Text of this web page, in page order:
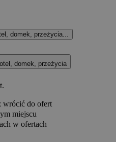
domek, przeżycia...
domek, przeżycia
wrócić do ofert
miejscu
w ofertach